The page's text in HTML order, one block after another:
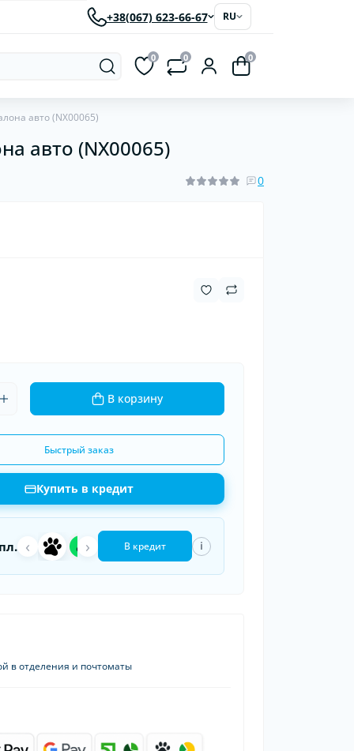
+38(067) 623-66-67 RU
Светодиодные автолампы
шин
устройства
0 0 0
авто (NX00065)
авто (NX00065)
0
В корзину
Быстрый заказ
Купить в кредит
‹ a П
› В кредит i
в отделения и почтоматы